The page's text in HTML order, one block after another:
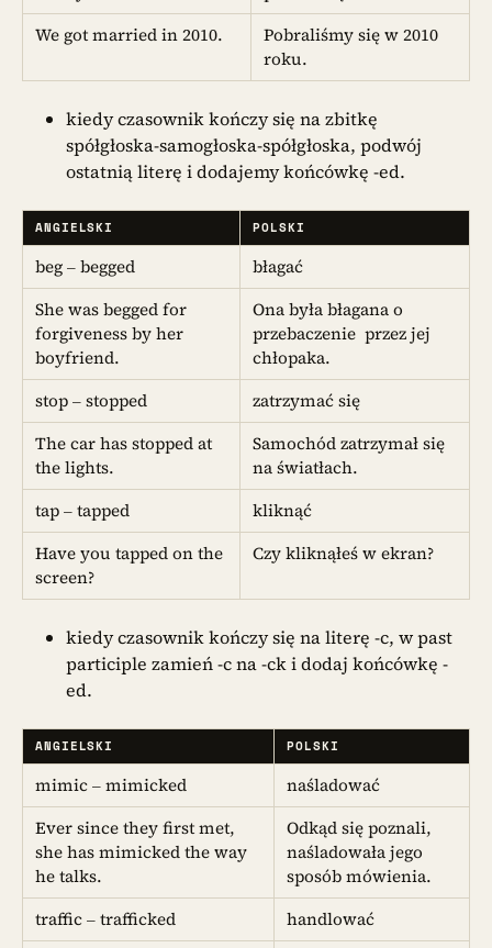
We got married in 2010.
Pobraliśmy się w 2010
roku.
kiedy czasownik kończy się na zbitkę
spółgłoska-samogłoska-spółgłoska, podwój
ostatnią literę i dodajemy końcówkę -ed.
ANGIELSKI POLSKI
beg – begged
błagać
She was begged for
forgiveness by her
boyfriend.
Ona była błagana o
przebaczenie przez jej
chłopaka.
stop – stopped
zatrzymać się
The car has stopped at
the lights.
Samochód zatrzymał się
na światłach.
tap – tapped
kliknąć
Have you tapped on the
screen?
Czy kliknąłeś w ekran?
kiedy czasownik kończy się na literę -c, w past
participle zamień -c na -ck i dodaj końcówkę -
ed.
ANGIELSKI POLSKI
mimic – mimicked
naśladować
Ever since they first met,
she has mimicked the way
he talks.
Odkąd się poznali,
naśladowała jego
sposób mówienia.
traffic – trafficked
handlować